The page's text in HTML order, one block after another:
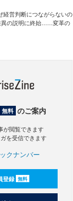
経営判断につながらないの
の説明に終始……変革の
無料 のご案内
が閲覧できます
を受信できます
クナンバー
登録 無料